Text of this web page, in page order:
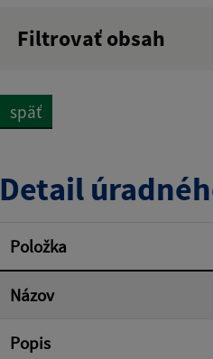
Filtrovať obsah
Filtrovať
späť
Detail
Položka
Názov
Popis